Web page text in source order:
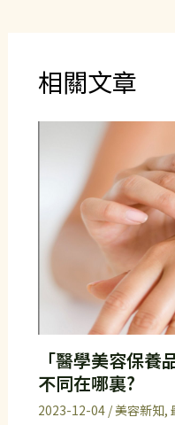
相關文章
「醫學美容保
不同在哪裏?
2023-12-04 /美容新知,